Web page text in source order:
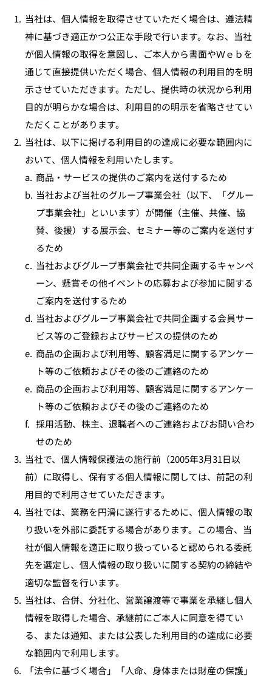
1. 当社は、個人情報を取得させていただく場合は、遵法精
神に基づき適正かつ公正な手段で行います。なお、当社
が個人情報の取得を意図し、ご本人から書面やＷｅｂを
通じて直接提供いただく場合、個人情報の利用目的を明
示させていただきます。ただし、提供時の状況から利用
目的が明らかな場合は、利用目的の明示を省略させてい
ただくことがあります。
2. 当社は、以下に掲げる利用目的の達成に必要な範囲内に
おいて、個人情報を利用いたします。
a. 商品・サービスの提供のご案内を送付するため
b. 当社および当社のグループ事業会社（以下、「グルー
プ事業会社」といいます）が開催（主催、共催、協
賛、後援）する展示会、セミナー等のご案内を送付す
るため
c. 当社およびグループ事業会社で共同企画するキャンペ
ーン、懸賞その他イベントの応募および参加に関する
ご案内を送付するため
d. 当社およびグループ事業会社で共同企画する会員サー
ビス等のご登録およびサービスの提供のため
e. 商品の企画および利用等、顧客満足に関するアンケー
ト等のご依頼およびその後のご連絡のため
e. 商品の企画および利用等、顧客満足に関するアンケー
ト等のご依頼およびその後のご連絡のため
f. 採用活動、株主、退職者へのご連絡およびお問い合わ
せのため
3. 当社で、個人情報保護法の施行前（2005年3月31日以
前）に取得し、保有する個人情報に関しては、前記の利
用目的で利用させていただきます。
4. 当社では、業務を円滑に遂行するために、個人情報の取
り扱いを外部に委託する場合があります。この場合、当
社が個人情報を適正に取り扱っていると認められる委託
先を選定し、個人情報の取り扱いに関する契約の締結や
適切な監督を行います。
5. 当社は、合併、分社化、営業譲渡等で事業を承継し個人
情報を取得した場合、承継前にご本人に同意を得てい
る、または通知、または公表した利用目的の達成に必要
な範囲内で利用します。
6.
「法令に基づく場合」「人命、身体または財産の保護」